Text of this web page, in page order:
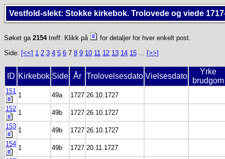
Vestfold-slekt: Stokke kirkebok. Trolovede og viede
Søket ga 2154treff. Klikk på
for detaljer for hver enkelt post.
Side: [<<] 1 2 3 4 5 6 7 8 9 10 11 12 13 14 15 ... [>>]
ID Kirkebok Side År Trolovelsesdato Vielsesdato
Yrke
brudgom
151
1 49a 1727 26.10.1727
152
1 49b 1727 26.10.1727
153
1 49b 1727 26.10.1727
154
1 49b 1727 20.11.1727